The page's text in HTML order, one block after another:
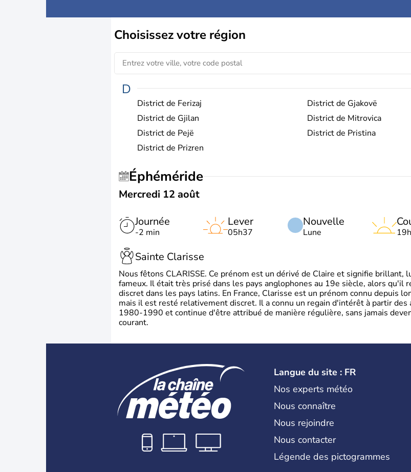
Choisissezvotre région
D
District de Ferizaj
District de Gjakovë
District de Gjilan
District de Mitrovica
District de Pejë
District de Pristina
District de Prizren
Éphéméride
Mercredi 12 août
Journée
-2 min
Nouvelle
Lune
Lever
05h37
Sainte Clarisse
Nous fêtons CLARISSE. Ce prénom est un dérivé de Claire et signifie brillant,
fameux. Il était très prisé dans les pays anglophones au 19e siècle, alors qu'il
discret dans les pays latins. En France, Clarisse est un prénom connu depuis
mais il est resté relativement discret. Il a connu un regain d'intérêt à partir des
1980-1990 et continue d'être attribué de manière régulière, sans jamais
courant.
Langue du site : FR
Nos experts météo
Nous connaître
Nous rejoindre
Nous contacter
Légende des pictogrammes